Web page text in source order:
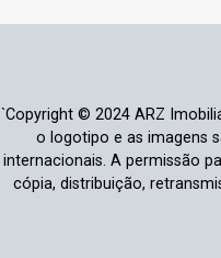
`Copyright © 2024 ARZ
o logotipo e as imagens
internacionais. A permissão
cópia, distribuição,